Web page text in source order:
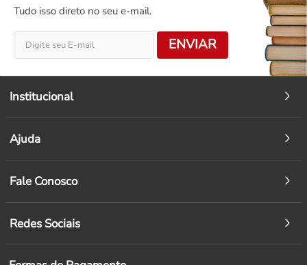
Tudo isso direto no seu e-mail.
ENVIAR
Institucional
Ajuda
Fale Conosco
Redes Sociais